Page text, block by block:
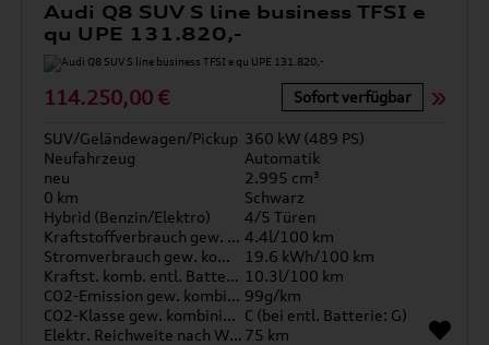
Audi Q8 SUV S line business TFSI e
qu UPE 131.820,-
114.250,00 € Sofort verfügbar
SUV/Geländewagen/Pickup 360 kW (489 PS)
Neufahrzeug
Automatik
neu
2.995 cm³
0 km
Schwarz
Hybrid (Benzin/Elektro)
4/5 Türen
Kraftstoffverbrauch gew. kombiniert 4.4l/100 km
Stromverbrauch gew. kombiniert
19.6 kWh/100 km
Kraftst. komb. entl. Batterie 10.3l/100 km
CO2-Emission gew. kombiniert 99g/km
CO2-Klasse gew. kombiniert C (bei entl. Batterie: G)
Elektr. Reichweite nach WLTP* 75 km